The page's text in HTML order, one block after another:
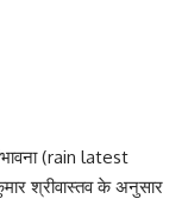
(rain latest
श्रीवास्तव के अनुसार